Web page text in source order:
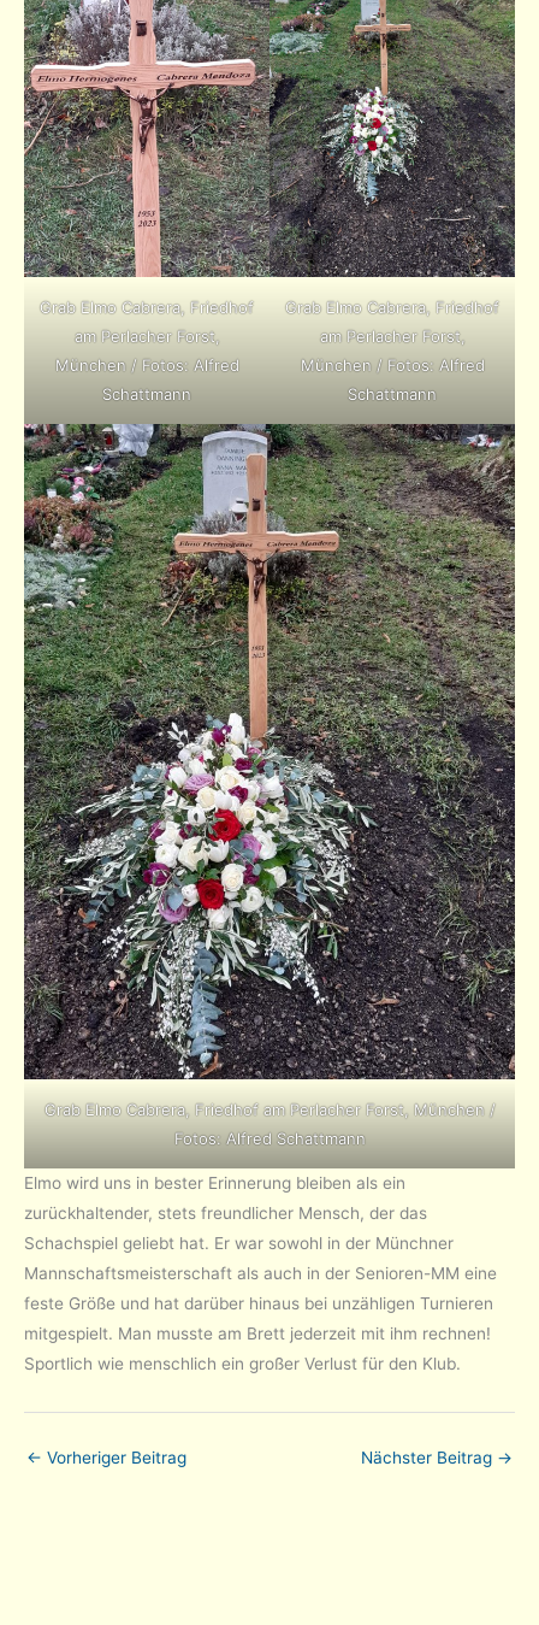
Grab Elmo Cabrera, Friedhof
am Perlacher Forst,
München / Fotos: Alfred
Schattmann
Grab Elmo Cabrera, Friedhof
am Perlacher Forst,
München / Fotos: Alfred
Schattmann
Grab Elmo Cabrera, Friedhof am Perlacher Forst, München /
Fotos: Alfred Schattmann
Elmo wird uns in bester Erinnerung bleiben als ein
zurückhaltender, stets freundlicher Mensch, der das
Schachspiel geliebt hat. Er war sowohl in der Münchner
Mannschaftsmeisterschaft als auch in der Senioren-MM eine
feste Größe und hat darüber hinaus bei unzähligen Turnieren
mitgespielt. Man musste am Brett jederzeit mit ihm rechnen!
Sportlich wie menschlich ein großer Verlust für den Klub.
← Vorheriger Beitrag Nächster Beitrag →